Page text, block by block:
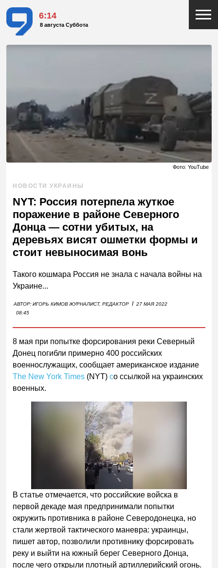
6:14
8 августа Суббота
Фото: YouTube
НОВОСТИ УКРАИНЫ
NYT: Россия потерпела жуткое
поражение в районе Северного
Донца — сотни убитых, на
деревьях висят ошметки формы и
стоит невыносимая вонь
Такого кошмара Россия не знала с начала войны на
Украине...
АВТОР:ИГОРЬ КИМОВЖУРНАЛИСТ, РЕДАКТОР I 27 МАЯ 2022
08:45
8 мая при попытке форсирования реки Северный
Донец погибли примерно 400 российских
военнослужащих, сообщает американское издание
The New York Times (NYT)со ссылкой на украинских
военных.
В статье отмечается, что российские войска в
первой декаде мая предпринимали попытки
окружить противника в районе Северодонецка, но
стали жертвой тактического маневра: украинцы,
пишет автор, позволили противнику форсировать
реку и выйти на южный берег Северного Донца,
после чего открыли плотный артиллерийский огонь.